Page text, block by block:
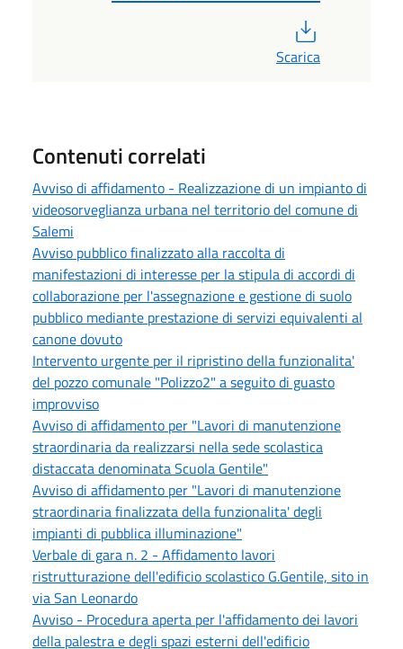
Scarica
Contenuti correlati
Avviso di affidamento - Realizzazione di un impianto di
videosorveglianza urbana nel territorio del comune di
Salemi
Avviso pubblico finalizzato alla raccolta di
manifestazioni di interesse per la stipula di accordi di
collaborazione per l'assegnazione e gestione di suolo
pubblico mediante prestazione di servizi equivalenti al
canone dovuto
Intervento urgente per il ripristino della funzionalita'
del pozzo comunale "Polizzo2" a seguito di guasto
improvviso
Avviso di affidamento per "Lavori di manutenzione
straordinaria da realizzarsi nella sede scolastica
distaccata denominata Scuola Gentile"
Avviso di affidamento per "Lavori di manutenzione
straordinaria finalizzata della funzionalita' degli
impianti di pubblica illuminazione"
Verbale di gara n. 2 - Affidamento lavori
ristrutturazione dell'edificio scolastico G.Gentile, sito in
via San Leonardo
Avviso - Procedura aperta per l'affidamento dei lavori
della palestra e degli spazi esterni dell'edificio